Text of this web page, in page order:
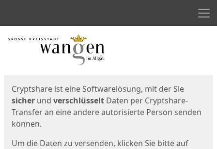
Start
Cryptshare ist eine Softwarelösung, mit der Sie
sicher und verschlüsselt Daten per Cryptshare-
Transfer an eine andere autorisierte Person senden
können.
Um die Daten zu versenden, klicken Sie bitte auf